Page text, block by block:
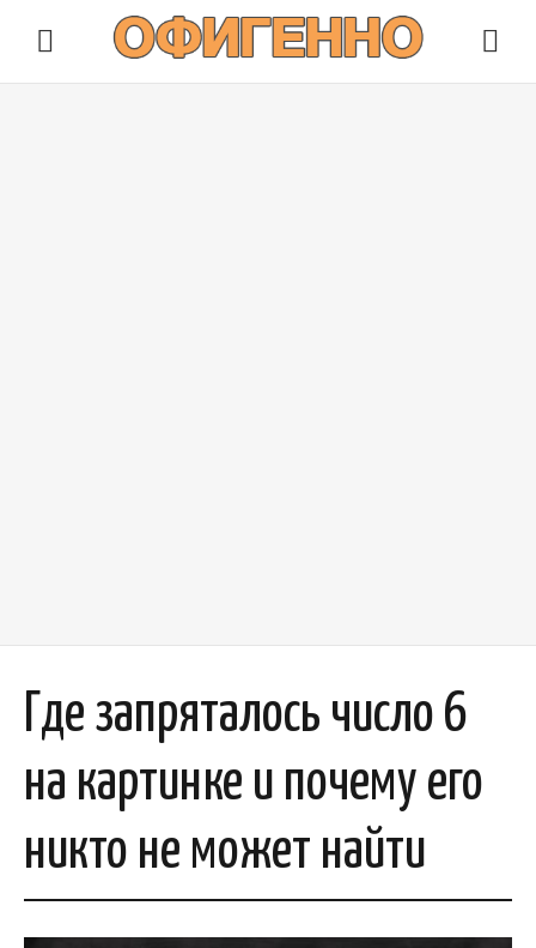
Где запряталось число 6
на картинке и почему его
никто не может найти